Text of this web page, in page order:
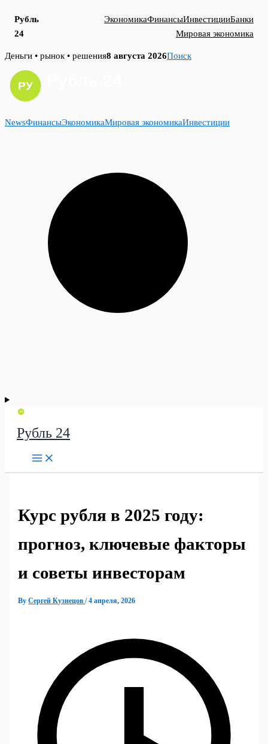
Рубль
24
ЭкономикаФинансыИнвестицииБанки
Мировая экономика
Skip
content
Деньги • рынок • решения8 августа 2026Поиск
NewsФинансыЭкономикаМировая экономикаИнвестиции
Рубль 24
Курс рубля в 2025 году:
прогноз, ключевые факторы
и советы инвесторам
ByСергей Кузнецов/4 апреля, 2026